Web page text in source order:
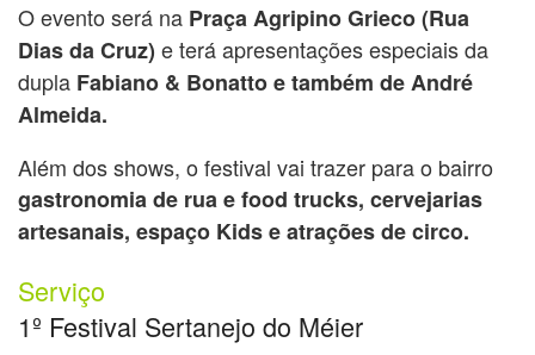
O evento será na Praça Agripino Grieco (Rua
Dias da Cruz) e terá apresentações especiais da
dupla Fabiano & Bonatto e também de André
Almeida.
Além dos shows, o festival vai trazer para o bairro
gastronomia de rua e food trucks, cervejarias
artesanais, espaço Kids e atrações de circo.
Serviço
1º Festival Sertanejo do Méier